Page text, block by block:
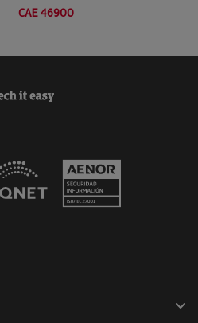
CAE 46900